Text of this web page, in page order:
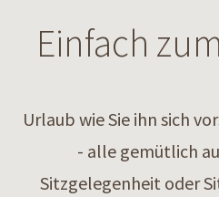
Einfach
Urlaub wie Sie ihn sich
- alle gemütlich
Sitzgelegenheit oder